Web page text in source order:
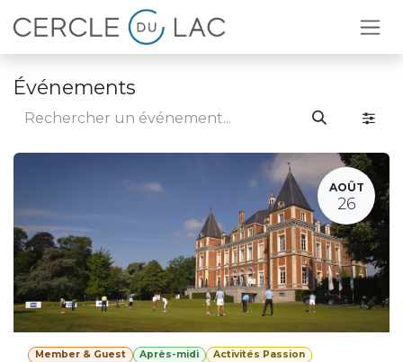
Se rendre au contenu
Événements
AOÛT
26
Member & Guest Après-midi Activités Passion